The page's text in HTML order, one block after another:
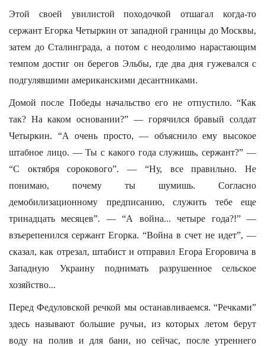
Этой своей увилистой походочкой отшагал когда-то
сержант Егорка Четыркин от западной границы до Москвы,
затем до Сталинграда, а потом с неодолимо нарастающим
темпом достиг он берегов Эльбы, где два дня гужевался с
подгулявшими американскими десантниками.
Домой после Победы начальство его не отпустило. “Как
так? На каком основании?” — горячился бравый солдат
Четыркин. “А очень просто, — объяснило ему высокое
штабное лицо. — Ты с какого года служишь, сержант?” —
“С октября сорокового”. — “Ну, все правильно. Не
понимаю, почему ты шумишь. Согласно
демобилизационному предписанию, служить тебе еще
тринадцать месяцев”. — “А война... четыре года?!” —
взъерепенился сержант Егорка. “Война в счет не идет”, —
сказал, как отрезал, штабист и отправил Егора Егоровича в
Западную Украину поднимать разрушенное сельское
хозяйство...
Перед Федуловской речкой мы останавливаемся. “Речками”
здесь называют большие ручьи, из которых летом берут
воду на полив и для бани, но сейчас, после утреннего